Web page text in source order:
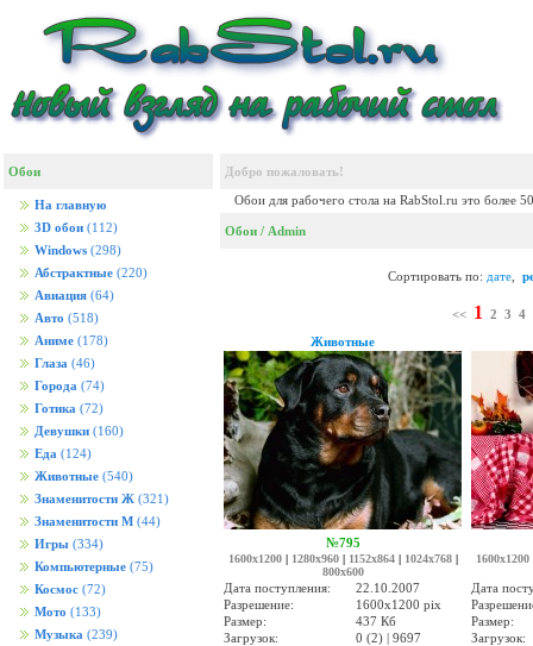
Обои
На главную
3D обои (112)
Windows (298)
Абстрактные (220)
Авиация (64)
Авто (518)
Аниме (178)
Глаза (46)
Города (74)
Готика (72)
Девушки (160)
Еда (124)
Животные (540)
Знаменитости Ж (321)
Знаменитости М (44)
Игры (334)
Компьютерные (75)
Космос (72)
Мото (133)
Музыка (239)
Добро пожаловать!
Обои для рабочего стола на RabStol.ru это более
Обои / Admin
Сортировать по: дате
<< 1 2 3 4
Животные
№795
1600x1200| 1280x960| 1152x864| 1024x768|
800x600
Дата поступления:
22.10.2007
Разрешение:
1600x1200 pix
Размер:
437 Кб
Загрузок:
0 (2) | 9697
1600x1200
Дата
Размер:
Загрузок: